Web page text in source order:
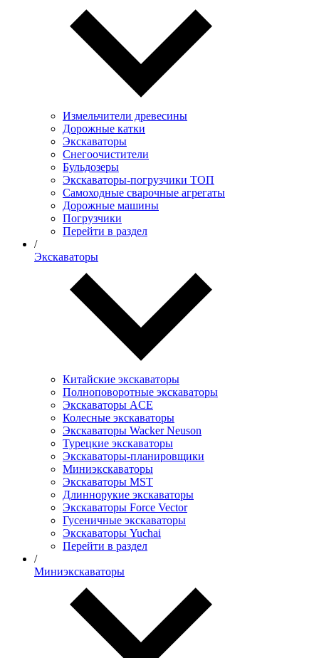
Измельчители древесины
Дорожные катки
Экскаваторы
Снегоочистители
Бульдозеры
Экскаваторы-погрузчики ТОП
Самоходные сварочные агрегаты
Дорожные машины
Погрузчики
Перейти в раздел
/
Экскаваторы
Китайские экскаваторы
Полноповоротные экскаваторы
Экскаваторы ACE
Колесные экскаваторы
Экскаваторы Wacker Neuson
Турецкие экскаваторы
Экскаваторы-планировщики
Миниэкскаваторы
Экскаваторы MST
Длиннорукие экскаваторы
Экскаваторы Force Vector
Гусеничные экскаваторы
Экскаваторы Yuchai
Перейти в раздел
/
Миниэкскаваторы